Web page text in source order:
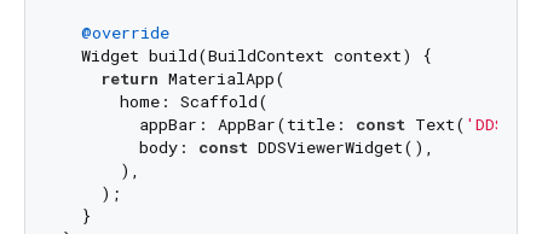
@override
  Widget build(BuildContext context) {
return MaterialApp(
      home: Scaffold(
        appBar: AppBar(title:
const Text( 'DDS
        body:
const DDSViewerWidget(),
      ),
    );
  }